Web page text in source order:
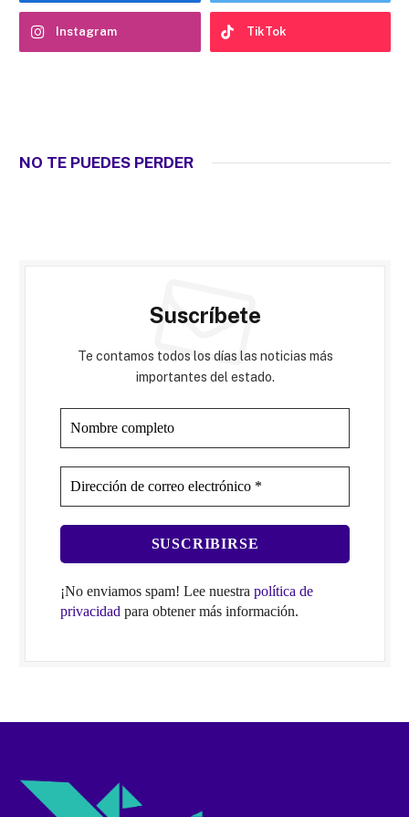
Instagram TikTok
NO TE PUEDES PERDER
Suscríbete
Te contamos todos los días las noticias más
importantes del estado.
¡No enviamos spam! Lee nuestra política de
privacidad para obtener más información.